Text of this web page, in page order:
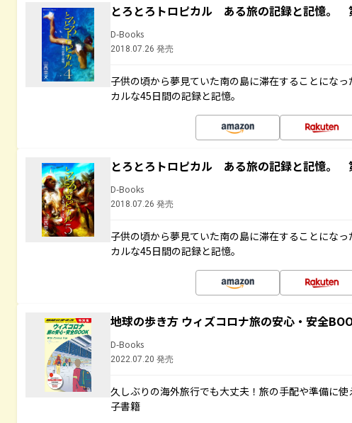
とろとろトロピカル ある旅の記録と記憶。
D-Books
2018.07.26 発売
子供の頃から夢見ていた南の島に滞在することにな
カルな45日間の記録と記憶。
とろとろトロピカル ある旅の記録と記憶。
D-Books
2018.07.26 発売
子供の頃から夢見ていた南の島に滞在することにな
カルな45日間の記録と記憶。
地球の歩き方 ウィズコロナ旅の安心・安全
D-Books
2022.07.20 発売
久しぶりの海外旅行でも大丈夫！旅の手配や準備に
子書籍